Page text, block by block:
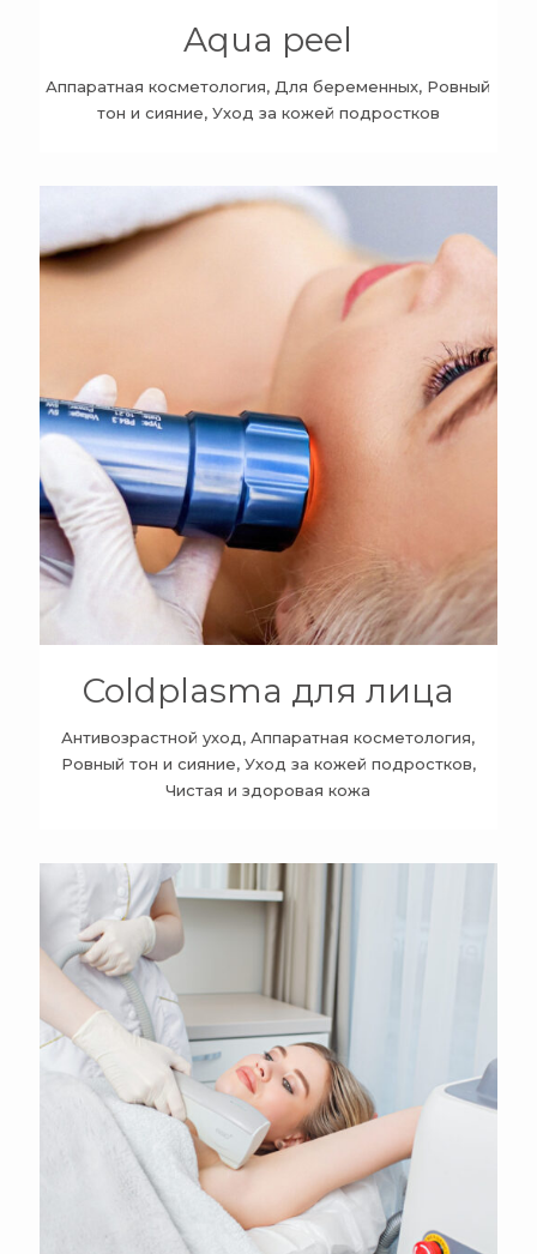
Aqua peel
Аппаратная косметология, Для беременных, Ровный
тон и сияние, Уход за кожей подростков
+
Coldplasma для лица
Антивозрастной уход, Аппаратная косметология,
Ровный тон и сияние, Уход за кожей подростков,
Чистая и здоровая кожа
+